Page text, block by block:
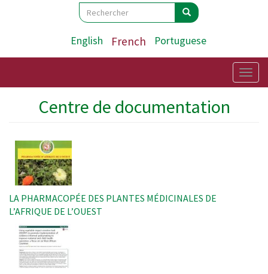
Search
Rechercher Rechercher
English French Portuguese
Centre de documentation
Image
LA PHARMACOPÉE DES PLANTES MÉDICINALES DE
L’AFRIQUE DE L’OUEST
Image